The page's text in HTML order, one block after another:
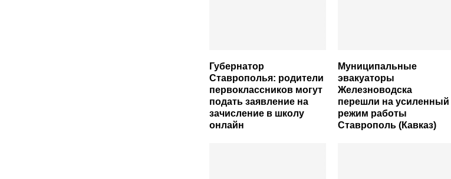
Губернатор
Ставрополья: родители
первоклассников могут
подать заявление на
зачисление в школу
онлайн
Муниципальные
эвакуаторы
Железноводска
перешли на усиленный
режим работы
Ставрополь (Кавказ)